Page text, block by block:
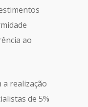
ao
realização
de 5%